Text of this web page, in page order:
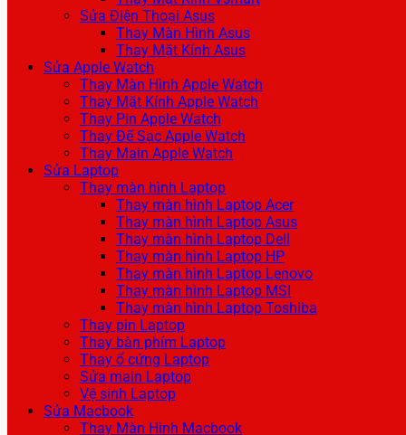
Sửa Điện Thoại Asus
Thay Màn Hình Asus
Thay Mặt Kính Asus
Sửa Apple Watch
Thay Màn Hình Apple Watch
Thay Mặt Kính Apple Watch
Thay Pin Apple Watch
Thay Đế Sạc Apple Watch
Thay Main Apple Watch
Sửa Laptop
Thay màn hình Laptop
Thay màn hình Laptop Acer
Thay màn hình Laptop Asus
Thay màn hình Laptop Dell
Thay màn hình Laptop HP
Thay màn hình Laptop Lenovo
Thay màn hình Laptop MSI
Thay màn hình Laptop Toshiba
Thay pin Laptop
Thay bàn phím Laptop
Thay ổ cứng Laptop
Sửa main Laptop
Vệ sinh Laptop
Sửa Macbook
Thay Màn Hình Macbook